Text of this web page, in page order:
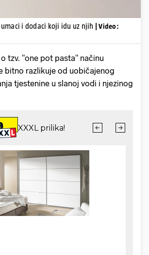
i dodaci koji idu uz njih
| Video:
tzv. "one pot pasta" načinu
bitno razlikuje od uobičajenog
tjestenine u slanoj vodi i njezinog